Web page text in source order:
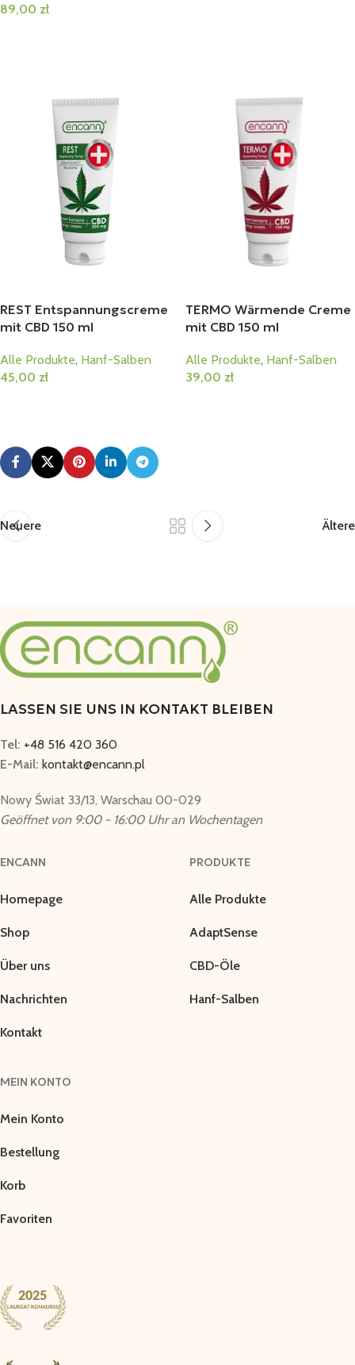
89,00 zł
REST Entspannungscreme
mit CBD 150 ml
Alle Produkte, Hanf-Salben
45,00 zł
TERMO Wärmende Creme
mit CBD 150 ml
Alle Produkte, Hanf-Salben
39,00 zł
Neuere Ältere
LASSEN SIE UNS IN KONTAKT BLEIBEN
Tel: +48 516 420 360
E-Mail: kontakt@encann.pl
Nowy Świat 33/13, Warschau 00-029
Geöffnet von 9:00 - 16:00 Uhr an Wochentagen
ENCANN
Homepage
Shop
Über uns
Nachrichten
Kontakt
PRODUKTE
Alle Produkte
AdaptSense
CBD-Öle
Hanf-Salben
MEIN KONTO
Mein Konto
Bestellung
Korb
Favoriten